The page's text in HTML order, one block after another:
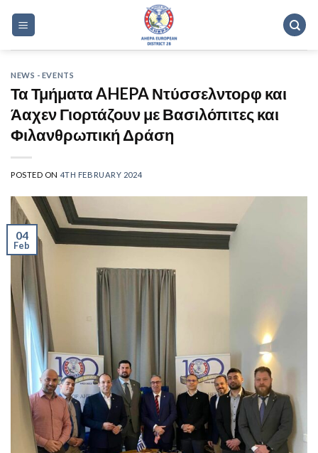
NEWS - EVENTS
Τα Τμήματα AHEPA Ντύσσελντορφ και
Άαχεν Γιορτάζουν με Βασιλόπιτες και
Φιλανθρωπική Δράση
POSTED ON 4TH FEBRUARY 2024
04
Feb